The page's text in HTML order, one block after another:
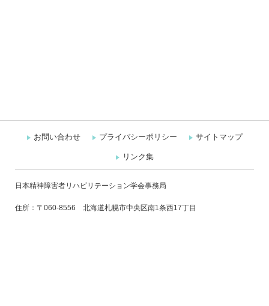
お問い合わせ プライバシーポリシー サイトマップ
リンク集
日本精神障害者リハビリテーション学会事務局
住所：〒060-8556 北海道札幌市中央区南1条西17丁目